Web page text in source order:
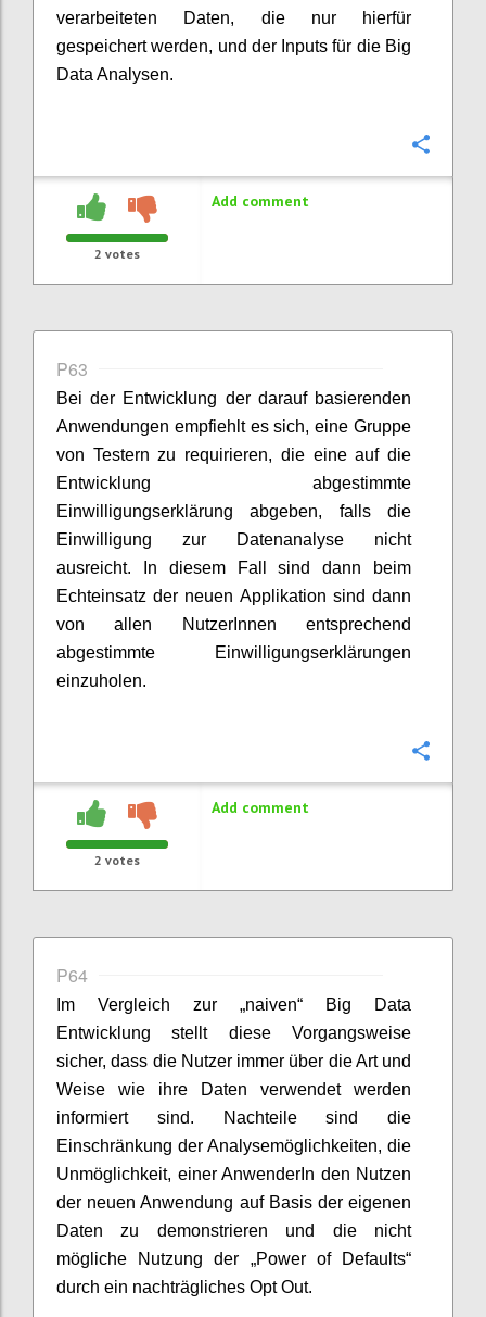
verarbeiteten Daten, die nur hierfür
gespeichert werden, und der Inputs für die Big
Data Analysen.
2 votes
Add comment
P63
Bei der Entwicklung der darauf basierenden
Anwendungen empfiehlt es sich, eine Gruppe
von Testern zu requirieren, die eine auf die
Entwicklung abgestimmte
Einwilligungserklärung abgeben, falls die
Einwilligung zur Datenanalyse nicht
ausreicht. In diesem Fall sind dann beim
Echteinsatz der neuen Applikation sind dann
von allen NutzerInnen entsprechend
abgestimmte Einwilligungserklärungen
einzuholen.
2 votes
Add comment
P64
Im Vergleich zur „naiven“ Big Data
Entwicklung stellt diese Vorgangsweise
sicher, dass die Nutzer immer über die Art und
Weise wie ihre Daten verwendet werden
informiert sind. Nachteile sind die
Einschränkung der Analysemöglichkeiten, die
Unmöglichkeit, einer AnwenderIn den Nutzen
der neuen Anwendung auf Basis der eigenen
Daten zu demonstrieren und die nicht
mögliche Nutzung der „Power of Defaults“
durch ein nachträgliches Opt Out.